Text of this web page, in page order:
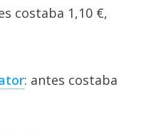
costaba 1,10 €,
: antes costaba